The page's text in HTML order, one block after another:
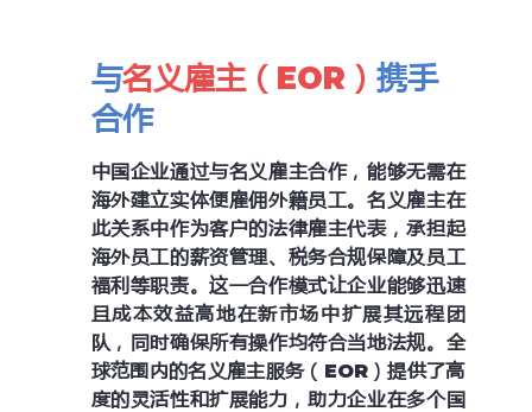
与名义雇主（EOR） 携手
合作
中国企业通过与名义雇主合作，能够无需在
海外建立实体便雇佣外籍员工。名义雇主在
此关系中作为客户的法律雇主代表，承担起
海外员工的薪资管理、税务合规保障及员工
福利等职责。这一合作模式让企业能够迅速
且成本效益高地在新市场中扩展其远程团
队 ，同时确保所有操作均符合当地法规。全
球范围内的名义雇主服务（EOR）提供了高
度的灵活性和扩展能力，助力企业在多个国